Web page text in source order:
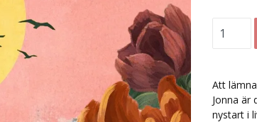
Att
Jonna är
nystart i